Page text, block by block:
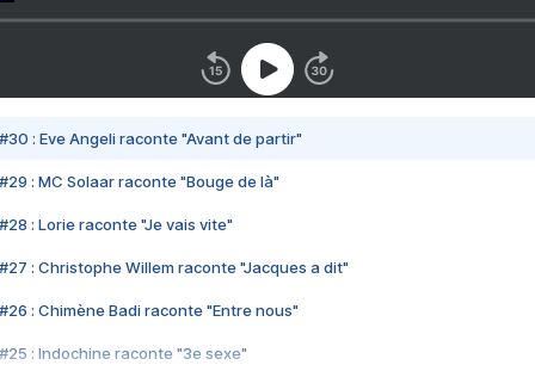
#30 : Eve Angeli raconte "Avant de partir"
#29 : MC Solaar raconte "Bouge de là"
#28 : Lorie raconte "Je vais vite"
#27 : Christophe Willem raconte "Jacques a dit"
#26 : Chimène Badi raconte "Entre nous"
#25 : Indochine raconte "3e sexe"